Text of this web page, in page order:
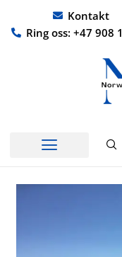
rett
Kontakt
Ring oss: +47 908